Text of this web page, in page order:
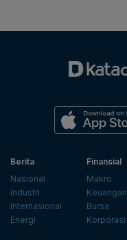
Berita
Nasional
Industri
Internasional
Energi
Finansial
Makro
Keuangan
Bursa
Korporasi